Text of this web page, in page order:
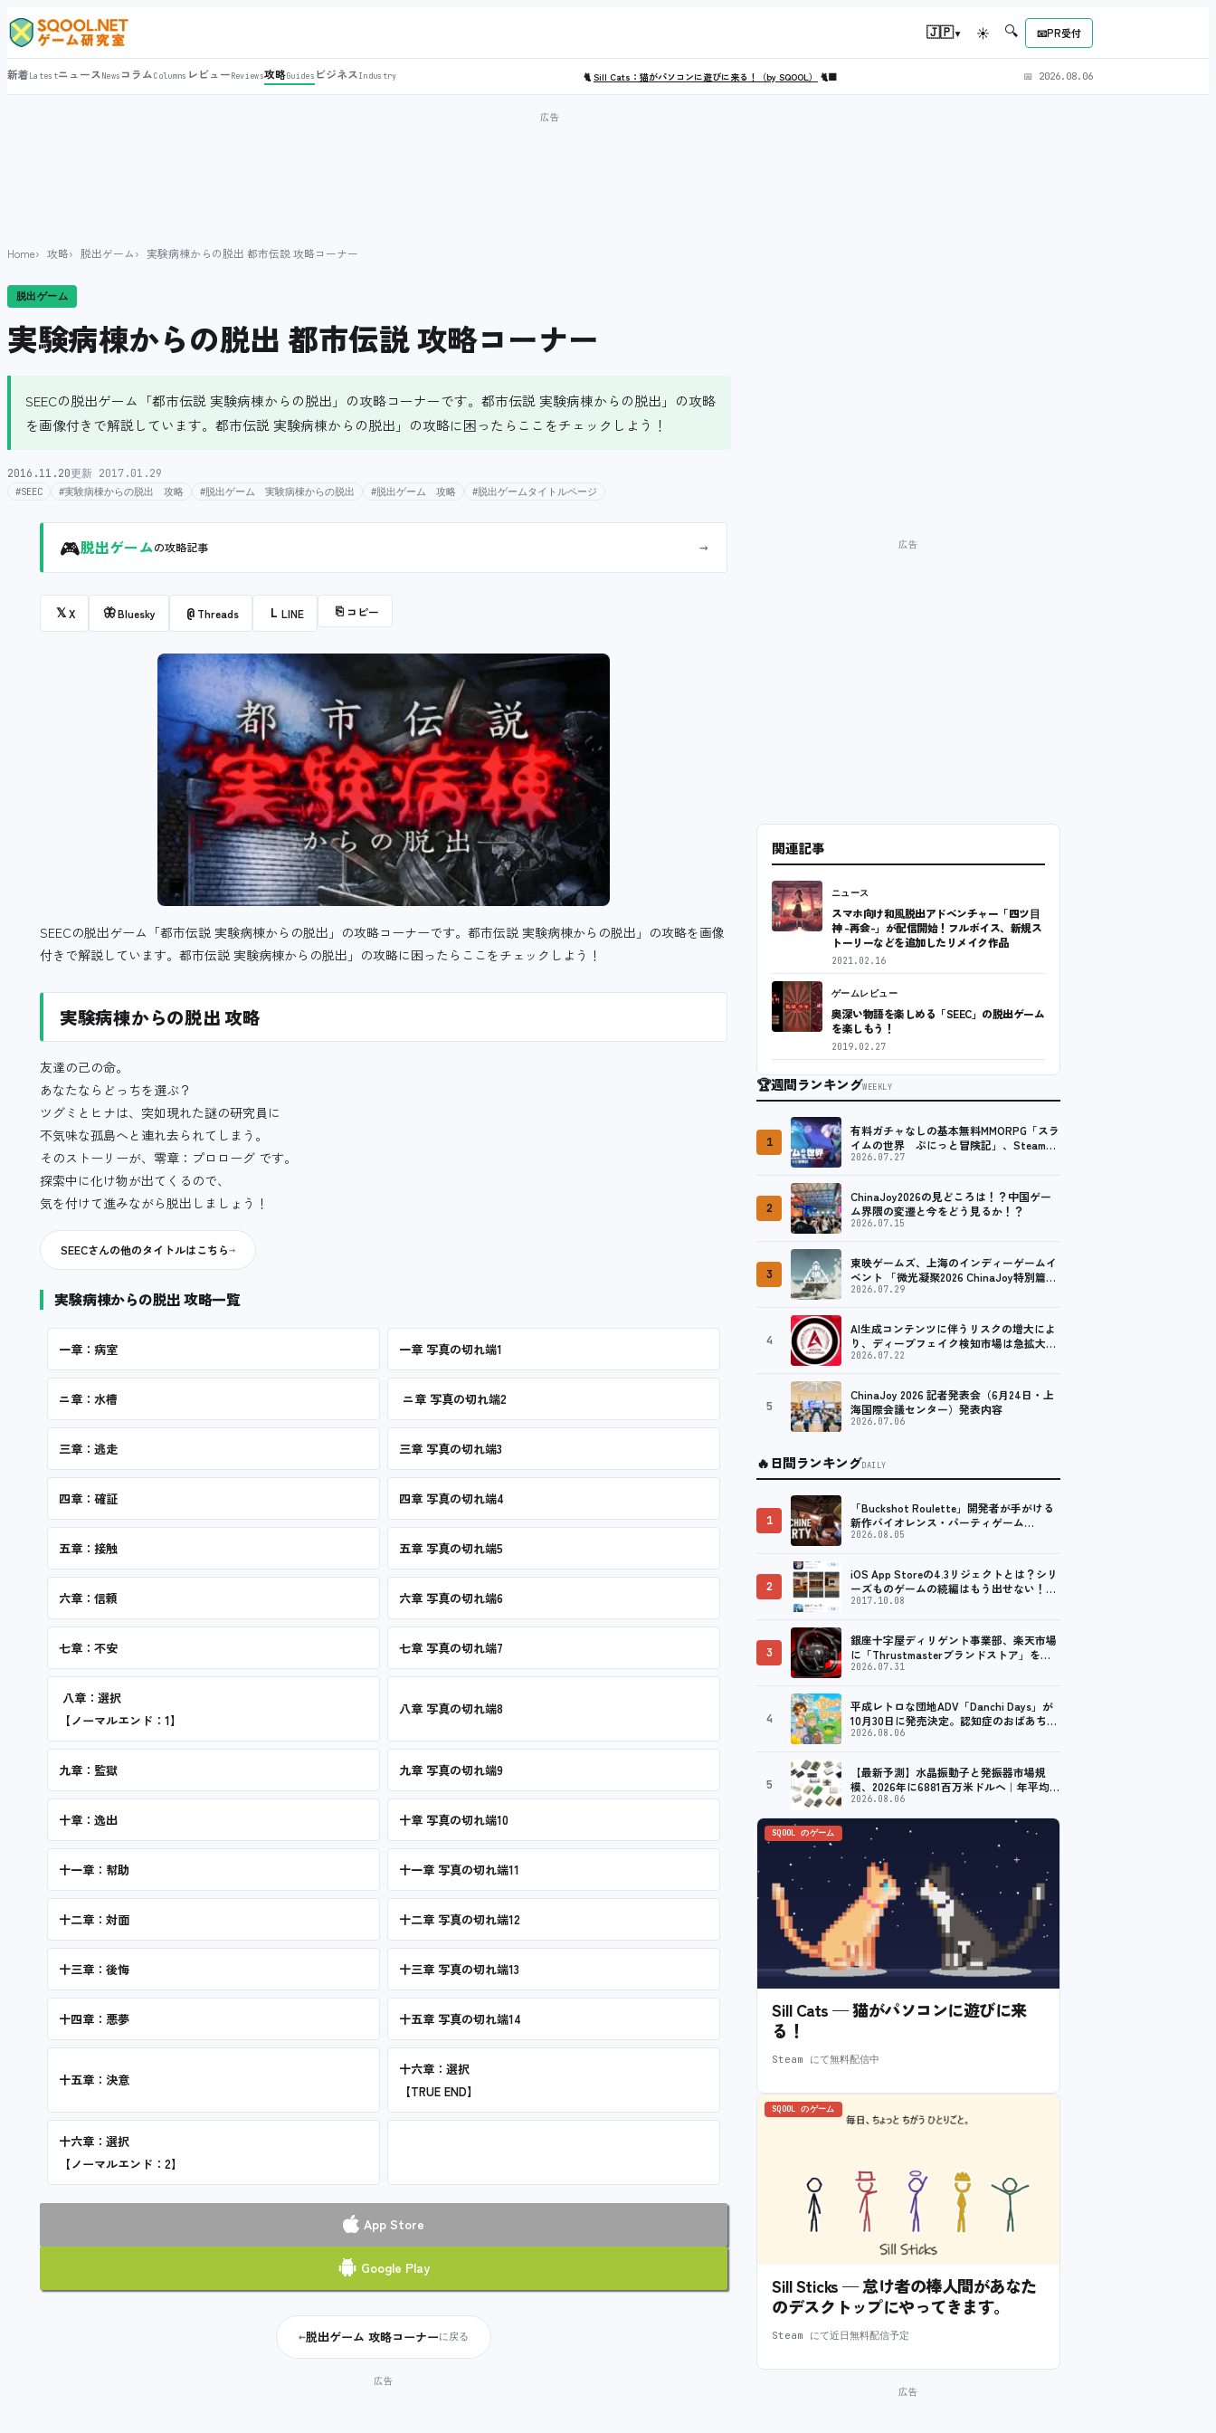
🇯🇵▾ ☀ 🔍 📧PR受付
新着LatestニュースNews コラムColumns レビューReviews攻略Guides ビジネスIndustry 🐈Sill Cats：猫がパソコンに遊びに来る！（by SQOOL） 🐈‍⬛ 📅 2026.08.06
Home 攻略 脱出ゲーム 実験病棟からの脱出 都市伝説 攻略コーナー
脱出ゲーム
実験病棟からの脱出 都市伝説 攻略コーナー
SEECの脱出ゲーム「都市伝説 実験病棟からの脱出」の攻略コーナーです。都市伝説 実験病棟からの脱出」の攻略
を画像付きで解説しています。都市伝説 実験病棟からの脱出」の攻略に困ったらここをチェックしよう！
2016.11.20更新 2017.01.29
#SEEC #実験病棟からの脱出 攻略 #脱出ゲーム 実験病棟からの脱出 #脱出ゲーム 攻略 #脱出ゲームタイトルページ
🎮脱出ゲームの攻略記事 →
𝕏X 🦋Bluesky @ Threads L LINE ⎘ コピー
SEECの脱出ゲーム「都市伝説 実験病棟からの脱出」の攻略コーナーです。都市伝説 実験病棟からの脱出」の攻略を画像
付きで解説しています。都市伝説 実験病棟からの脱出」の攻略に困ったらここをチェックしよう！
実験病棟からの脱出 攻略
友達の己の命。
あなたならどっちを選ぶ？
ツグミとヒナは、突如現れた謎の研究員に
不気味な孤島へと連れ去られてしまう。
そのストーリーが、零章：プロローグ です。
探索中に化け物が出てくるので、
気を付けて進みながら脱出しましょう！
SEECさんの他のタイトルはこちら
実験病棟からの脱出 攻略一覧
一章：病室 一章 写真の切れ端1
ニ章：水槽 ニ章 写真の切れ端2
三章：逃走 三章 写真の切れ端3
四章：確証 四章 写真の切れ端4
五章：接触 五章 写真の切れ端5
六章：信頼 六章 写真の切れ端6
七章：不安 七章 写真の切れ端7
八章：選択
【ノーマルエンド：1】
八章 写真の切れ端8
九章：監獄 九章 写真の切れ端9
十章：逸出 十章 写真の切れ端10
十一章：幇助 十一章 写真の切れ端11
十二章：対面 十二章 写真の切れ端12
十三章：後悔 十三章 写真の切れ端13
十四章：悪夢 十五章 写真の切れ端14
十五章：決意
十六章：選択
【TRUE END】
十六章：選択
【ノーマルエンド：2】
App Store
Google Play
←脱出ゲーム 攻略コーナーに戻る
関連記事
ニュース
スマホ向け和⾵脱出アドベンチャー「四ツ⽬
神 -再会-」が配信開始！フルボイス、新規ス
トーリーなどを追加したリメイク作品
2021.02.16
ゲームレビュー
奥深い物語を楽しめる「SEEC」の脱出ゲーム
を楽しもう！
2019.02.27
🏆週間ランキングWEEKLY
1
有料ガチャなしの基本無料MMORPG「スラ
イムの世界 ぷにっと冒険記」、Steam向
けの無料体験版が8月末に配信決定
2026.07.27
2
ChinaJoy2026の見どころは！？中国ゲー
ム界隈の変遷と今をどう見るか！？
2026.07.15
3
東映ゲームズ、上海のインディーゲームイ
ベント 「微光凝聚2026 ChinaJoy特別篇」
に登壇！
2026.07.29
4
AI生成コンテンツに伴うリスクの増大によ
り、ディープフェイク検知市場は急拡大
し、2035年には90億米ドルに達する見通し
2026.07.22
5
ChinaJoy 2026 記者発表会（6月24日・上
海国際会議センター）発表内容
2026.07.06
🔥日間ランキングDAILY
1
「Buckshot Roulette」開発者が手がける
新作バイオレンス・パーティゲーム
「Machine Party」がSteam向けに配信開
2026.08.05
2
iOS App Storeの4.3リジェクトとは？シリ
ーズものゲームの続編はもう出せない！？
脱出ゲームで相次ぐリジェクト
2017.10.08
3
銀座十字屋ディリゲント事業部、楽天市場
に「Thrustmasterブランドストア」をオ
ープン。記念キャンペーンでポイントアッ
2026.07.31
4
平成レトロな団地ADV「Danchi Days」が
10月30日に発売決定。認知症のおばあちゃ
んのために夏祭り復活を目指す
2026.08.06
5
【最新予測】水晶振動子と発振器市場規
模、2026年に6881百万米ドルへ｜年平均成
長率9.6%で推移予測
2026.08.06
SQOOL のゲーム
Sill Cats — 猫がパソコンに遊びに来
る！
Steam にて無料配信中
SQOOL のゲーム
Sill Sticks — 怠け者の棒人間があなた
のデスクトップにやってきます。
Steam にて近日無料配信予定